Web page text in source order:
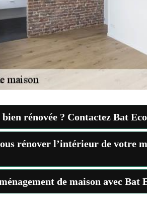
rénovée ? Contactez Bat
rénover l’intérieur de votre
de maison avec Bat